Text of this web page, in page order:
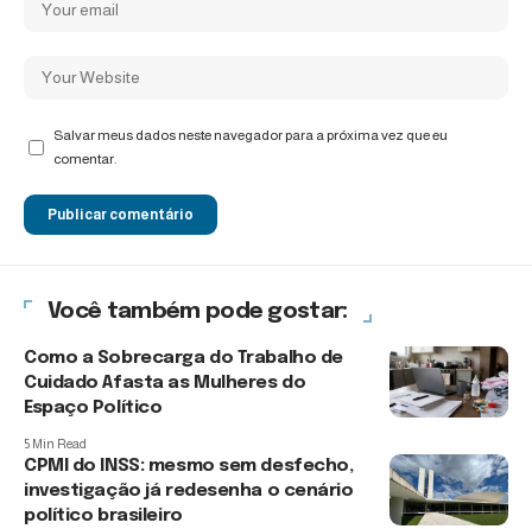
Salvar meus dados neste navegador para a próxima vez que eu
comentar.
Você também pode gostar:
Como a Sobrecarga do Trabalho de
Cuidado Afasta as Mulheres do
Espaço Político
5 Min Read
CPMI do INSS: mesmo sem desfecho,
investigação já redesenha o cenário
político brasileiro